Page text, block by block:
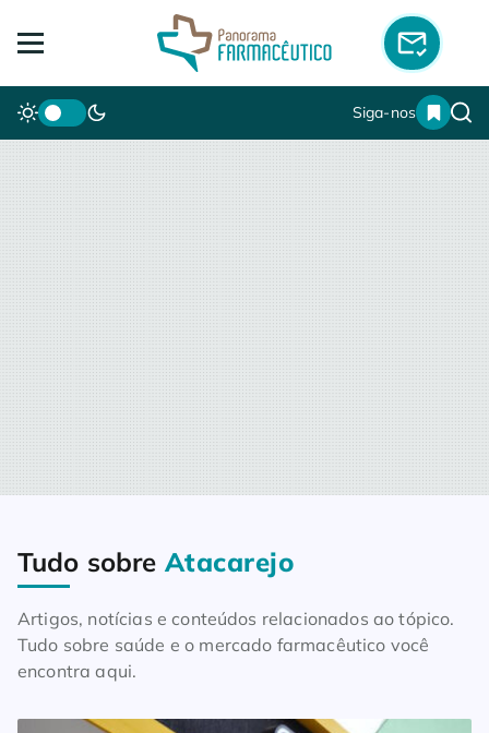
Siga-nos
Home Blog Tudo sobre Atacarejo
Tudo sobre Atacarejo
Artigos, notícias e conteúdos relacionados ao tópico.
Tudo sobre saúde e o mercado farmacêutico você
encontra aqui.